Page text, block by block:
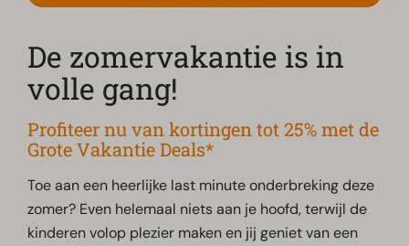
De zomervakantie is in
volle gang!
Profiteer nu van kortingen tot 25% met de
Grote Vakantie Deals*
Toe aan een heerlijke last minute onderbreking deze
zomer? Even helemaal niets aan je hoofd, terwijl de
kinderen volop plezier maken en jij geniet van een